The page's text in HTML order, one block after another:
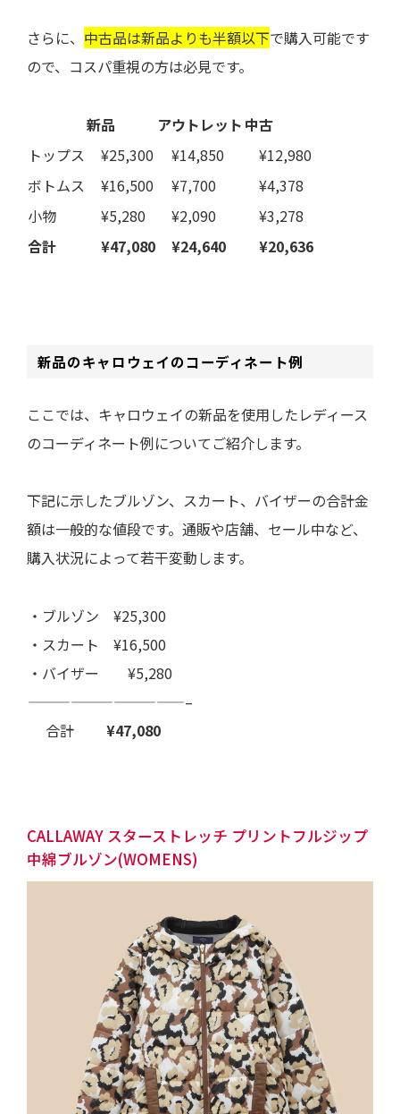
さらに、 中古品は新品よりも半額以下で購入可能です
ので、コスパ重視の方は必見です。
新品 アウトレット 中古
トップス
¥25,300 ¥14,850
¥12,980
ボトムス
¥16,500 ¥7,700
¥4,378
小物
¥5,280 ¥2,090
¥3,278
合計
¥47,080 ¥24,640 ¥20,636
新品のキャロウェイのコーディネート例
ここでは、キャロウェイの新品を使用したレディース
のコーディネート例についてご紹介します。
下記に示したブルゾン、スカート、バイザーの合計金
額は一般的な値段です。通販や店舗、セール中など、
購入状況によって若干変動します。
・ブルゾン ¥25,300
・スカート ¥16,500
・バイザー ¥5,280
———————————–
合計
¥47,080
CALLAWAY スターストレッチ プリントフルジップ
中綿ブルゾン(WOMENS)